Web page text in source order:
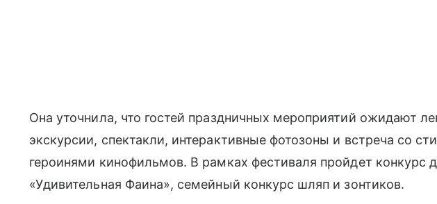
Она уточнила, что гостей праздничных мероприятий ожидают
экскурсии, спектакли, интерактивные фотозоны и встреча со
героинями кинофильмов. В рамках фестиваля пройдет конкурс
«Удивительная Фаина», семейный конкурс шляп и зонтиков.